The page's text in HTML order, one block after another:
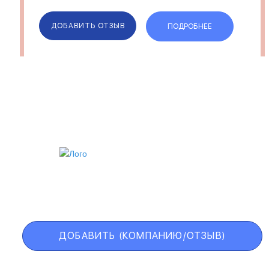
2 до 400) — девичьих или мал...
ДОБАВИТЬ ОТЗЫВ ПОДРОБНЕЕ
ДОБАВИТЬ (КОМПАНИЮ/ОТЗЫВ)